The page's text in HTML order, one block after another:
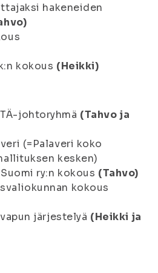
hakeneiden
kokous (Heikki)
johtoryhmä (Tahvo ja
(=Palaveri koko
kesken)
ry:n kokous (Tahvo)
kokous
järjestelyä (Heikki ja